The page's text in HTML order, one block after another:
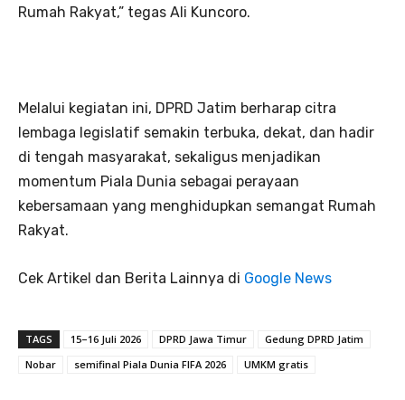
Rumah Rakyat,” tegas Ali Kuncoro.
Melalui kegiatan ini, DPRD Jatim berharap citra
lembaga legislatif semakin terbuka, dekat, dan hadir
di tengah masyarakat, sekaligus menjadikan
momentum Piala Dunia sebagai perayaan
kebersamaan yang menghidupkan semangat Rumah
Rakyat.
Cek Artikel dan Berita Lainnya di Google News
TAGS 15–16 Juli 2026 DPRD Jawa Timur
Gedung DPRD Jatim
Nobar
semifinal Piala Dunia FIFA 2026 UMKM gratis